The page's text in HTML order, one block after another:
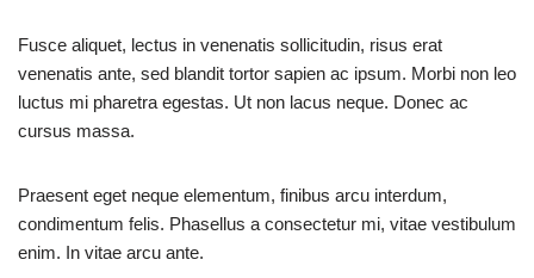
Fusce aliquet, lectus in venenatis sollicitudin, risus erat
venenatis ante, sed blandit tortor sapien ac ipsum. Morbi non leo
luctus mi pharetra egestas. Ut non lacus neque. Donec ac
cursus massa.
Praesent eget neque elementum, finibus arcu interdum,
condimentum felis. Phasellus a consectetur mi, vitae vestibulum
enim. In vitae arcu ante.